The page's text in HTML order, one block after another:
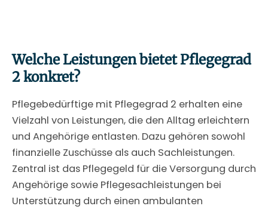
Welche Leistungen bietet Pflegegrad
2 konkret?
Pflegebedürftige mit Pflegegrad 2 erhalten eine
Vielzahl von Leistungen, die den Alltag erleichtern
und Angehörige entlasten. Dazu gehören sowohl
finanzielle Zuschüsse als auch Sachleistungen.
Zentral ist das Pflegegeld für die Versorgung durch
Angehörige sowie Pflegesachleistungen bei
Unterstützung durch einen ambulanten